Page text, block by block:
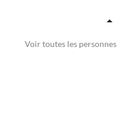
Voir toutes les personnes